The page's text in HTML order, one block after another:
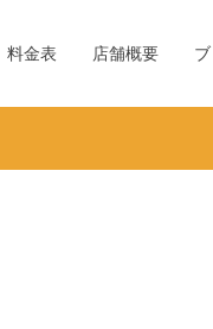
料金表 店舗概要